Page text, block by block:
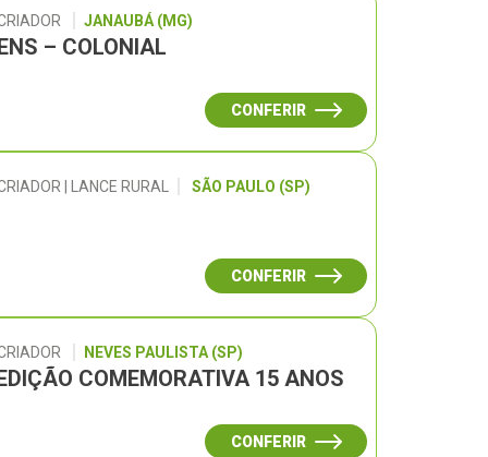
JANAUBÁ (MG)
– COLONIAL
CONFERIR
| LANCE RURAL SÃO PAULO (SP)
CONFERIR
NEVES PAULISTA (SP)
COMEMORATIVA 15 ANOS
CONFERIR